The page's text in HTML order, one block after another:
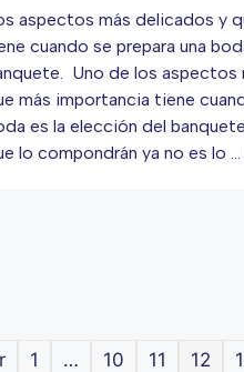
aspectos más delicados y
cuando se prepara una
Uno de los aspectos
más importancia tiene
es la elección del
lo compondrán ya no es lo …
1 … 10 11 12